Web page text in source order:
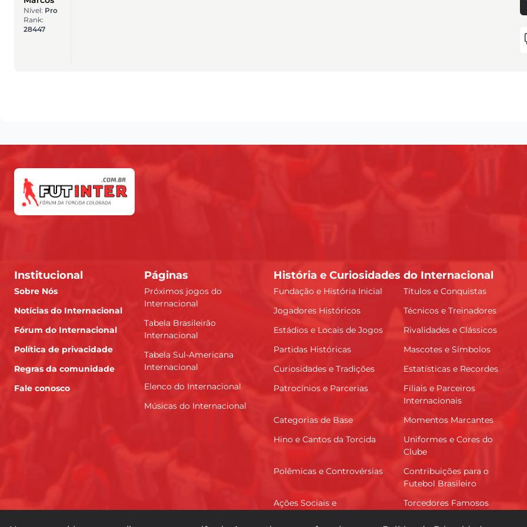
Nível: Pro
Rank:
28447
Institucional
Sobre Nós
Notícias do Internacional
Fórum do Internacional
Política de privacidade
Regras da comunidade
Fale conosco
Páginas
Próximos jogos do
Internacional
Tabela Brasileirão
Internacional
Tabela Sul-Americana
Internacional
Elenco do Internacional
Músicas do Internacional
História e Curiosidades do Internacional
Fundação e História Inicial
Títulos e Conquistas
Jogadores Históricos
Técnicos e Treinadores
Estádios e Locais de Jogos
Rivalidades e Clássicos
Partidas Históricas
Mascotes e Símbolos
Curiosidades e Tradições
Estatísticas e Recordes
Patrocínios e Parcerias
Filiais e Parceiros
Internacionais
Categorias de Base
Momentos Marcantes
Hino e Cantos da Torcida
Uniformes e Cores do
Clube
Polêmicas e Controvérsias
Contribuições para o
Futebol Brasileiro
Ações Sociais e
Torcedores Famosos